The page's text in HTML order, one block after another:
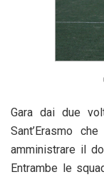
Gara dai due
Sant’Erasmo
amministrare il
Entrambe le